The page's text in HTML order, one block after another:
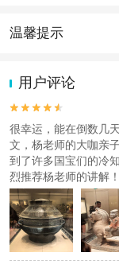
1、本产品为人工深
行实名免费预约参观
约，寒暑假、节假日
联系您办理退改。
2、请准确填写出行
件】，如果您有未办
同样需要预约并凭身
或末携带有效证件导
3、本产品套餐一为
时间约3小时。集合
并正确使用，如因个
为20人团人工讲解：
合后，每人领取一个
温馨提示
动（如跳伞、潜水、
2.为普及旅游安全知
特制定《去哪儿网旅
用户评论


很幸运，能在倒数几
文，杨老师的大咖亲
到了许多国宝们的冷
烈推荐杨老师的讲解！